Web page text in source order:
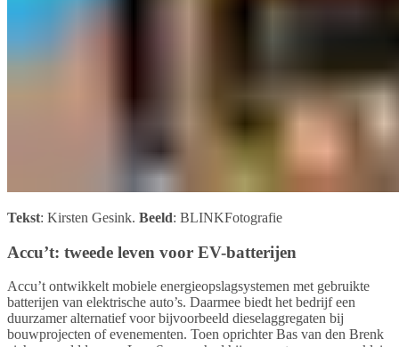
Tekst: Kirsten Gesink. Beeld: BLINKFotografie
Accu’t: tweede leven voor EV-batterijen
Accu’t ontwikkelt mobiele energieopslagsystemen met gebruikte
batterijen van elektrische auto’s. Daarmee biedt het bedrijf een
duurzamer alternatief voor bijvoorbeeld dieselaggregaten bij
bouwprojecten of evenementen. Toen oprichter Bas van den Brenk